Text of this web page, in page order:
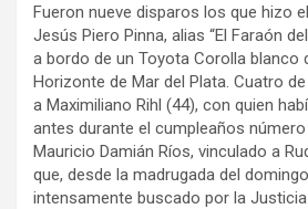
Fueron nueve disparos los que hizo
Jesús Piero Pinna, alias “El Faraón
a bordo de un Toyota Corolla blanco
Horizonte de Mar del Plata. Cuatro
a Maximiliano Rihl (44), con quien
antes durante el cumpleaños
Mauricio Damián Ríos, vinculado a
que, desde la madrugada del
intensamente buscado por la